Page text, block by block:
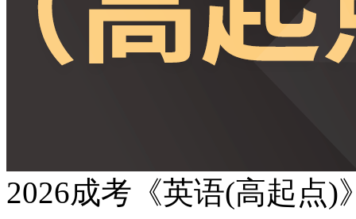
2026成考《英语(高起点)